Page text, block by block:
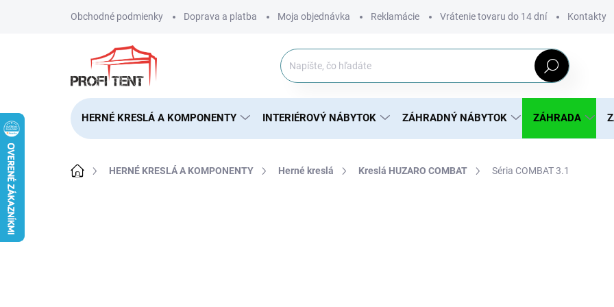
Obchodné podmienky Doprava a platba Moja objednávka Reklamácie Vrátenie tovaru do 14 dní Kontakty
Hľadať
HERNÉ KRESLÁ A KOMPONENTY INTERIÉROVÝ NÁBYTOK ZÁHRADNÝ NÁBYTOK ZÁHRADA
DomovHERNÉ KRESLÁ A KOMPONENTY Herné kreslá Kreslá HUZARO COMBAT Séria COMBAT 3.1